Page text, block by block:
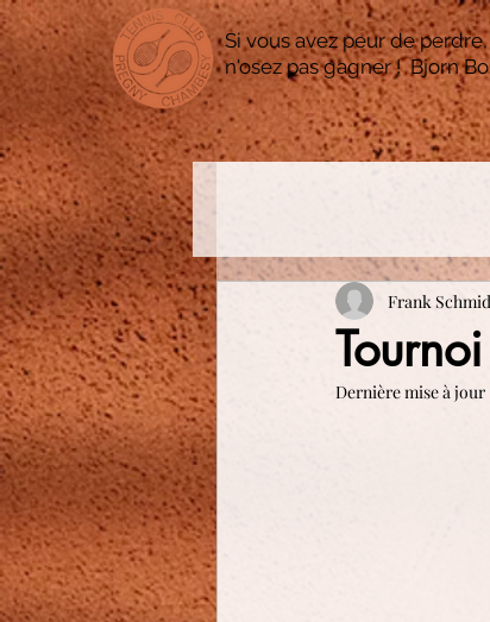
Si vous avez peur de
n'osez pas gagner ! Bjorn
Frank
Dernière mise à jour